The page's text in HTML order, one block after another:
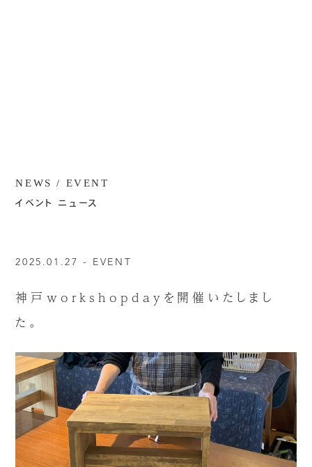
NEWS / EVENT
イベント ニュース
2025.01.27 - EVENT
神戸workshopdayを開催いたしまし
た。